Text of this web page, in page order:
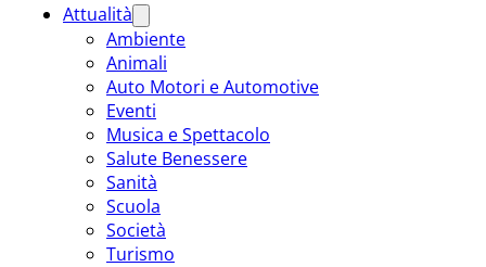
Attualità
Ambiente
Animali
Auto Motori e Automotive
Eventi
Musica e Spettacolo
Salute Benessere
Sanità
Scuola
Società
Turismo